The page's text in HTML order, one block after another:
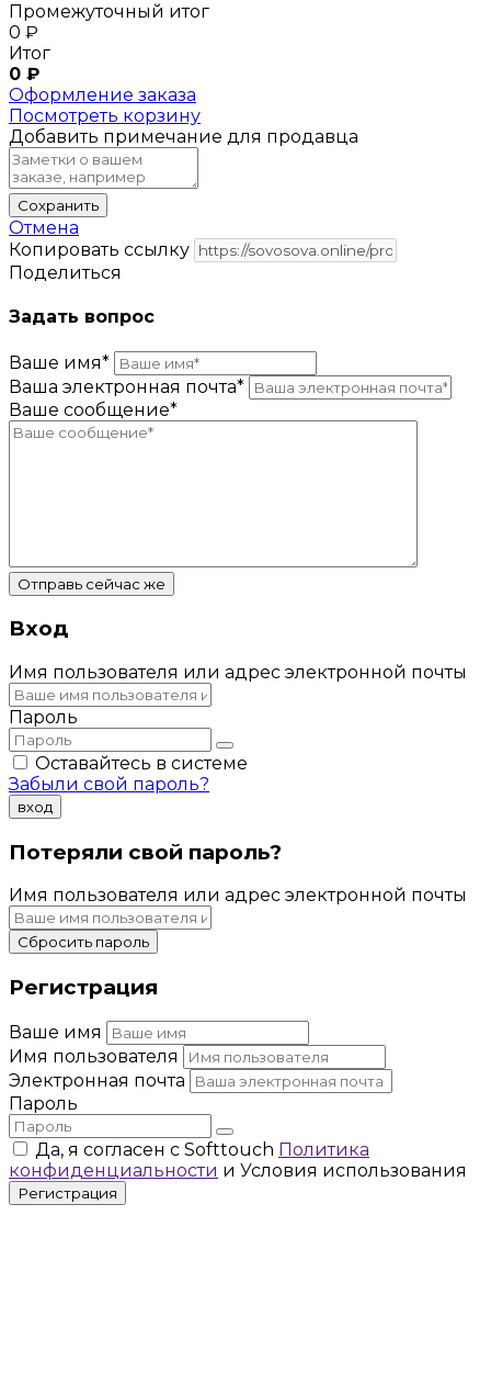
Промежуточный итог
0 ₽
Итог
0 ₽
Оформление заказа
Посмотреть корзину
Добавить примечание для продавца
Сохранить
Отмена
Копировать ссылку
Поделиться
Задать вопрос
Ваше имя*
Ваша электронная почта*
Ваше сообщение*
Отправь сейчас же
Вход
Имя пользователя или адрес электронной почты
Пароль
Оставайтесь в системе
Забыли свой пароль?
вход
Потеряли свой пароль?
Имя пользователя или адрес электронной почты
Сбросить пароль
Регистрация
Ваше имя
Имя пользователя
Электронная почта
Пароль
Да, я согласен с Softtouch Политика
конфиденциальности и Условия использования
Регистрация